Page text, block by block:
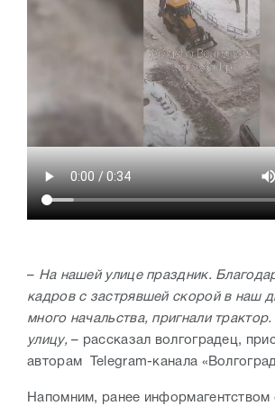
– На нашей улице праздник.
кадров с застрявшей скорой в наш
много начальства, пригнали
улицу,– рассказал волгоградец,
авторам Telegram-канала
Напомним, ранее